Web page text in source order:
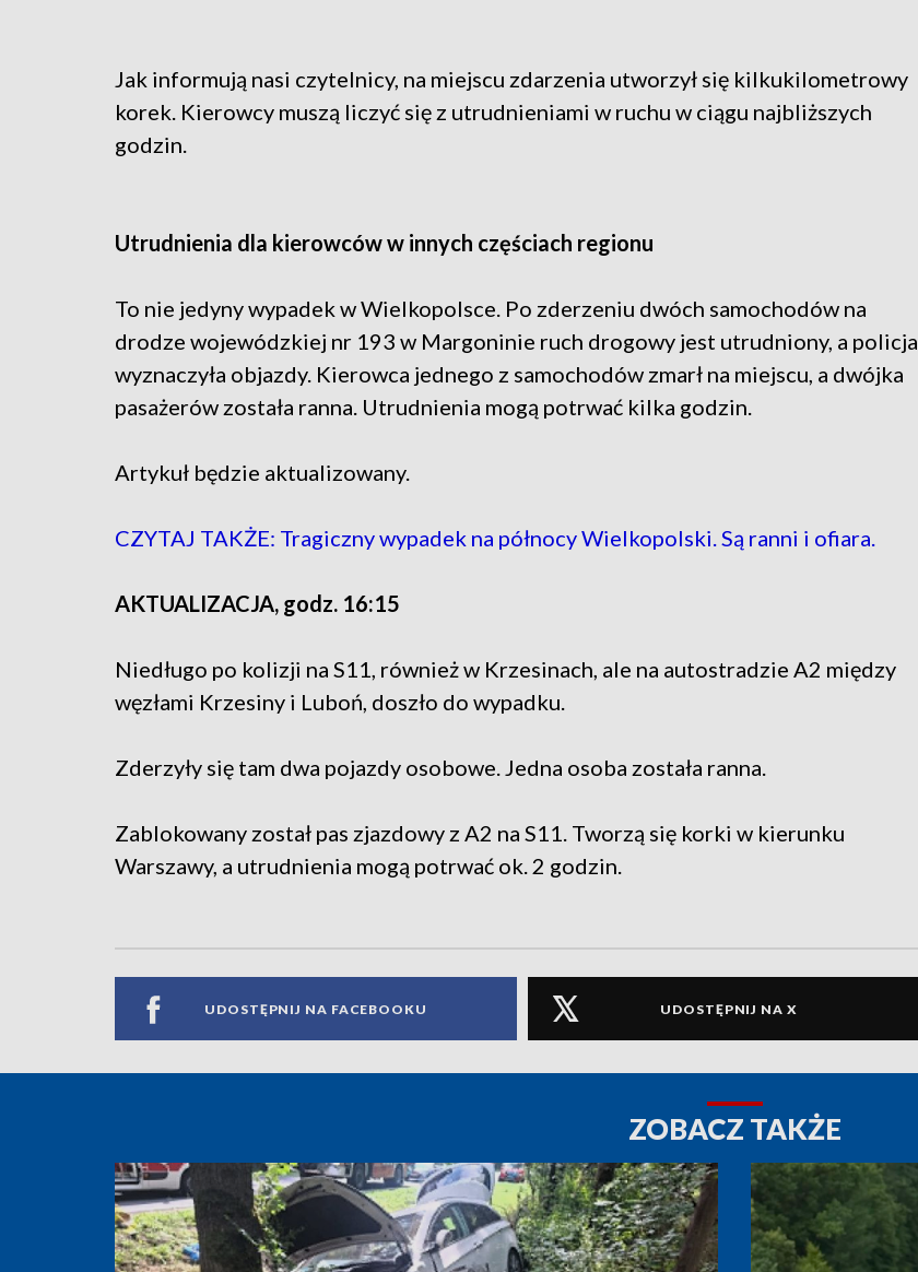
Jak informują nasi czytelnicy, na miejscu zdarzenia utworzył się kilkukilometrowy
korek. Kierowcy muszą liczyć się z utrudnieniami w ruchu w ciągu najbliższych
godzin.
Utrudnienia dla kierowców w innych częściach regionu
To nie jedyny wypadek w Wielkopolsce. Po zderzeniu dwóch samochodów na
drodze wojewódzkiej nr 193 w Margoninie ruch drogowy jest utrudniony, a policja
wyznaczyła objazdy. Kierowca jednego z samochodów zmarł na miejscu, a dwójka
pasażerów została ranna. Utrudnienia mogą potrwać kilka godzin.
Artykuł będzie aktualizowany.
CZYTAJ TAKŻE: Tragiczny wypadek na północy Wielkopolski. Są ranni i ofiara.
AKTUALIZACJA, godz. 16:15
Niedługo po kolizji na S11, również w Krzesinach, ale na autostradzie A2 między
węzłami Krzesiny i Luboń, doszło do wypadku.
Zderzyły się tam dwa pojazdy osobowe. Jedna osoba została ranna.
Zablokowany został pas zjazdowy z A2 na S11. Tworzą się korki w kierunku
Warszawy, a utrudnienia mogą potrwać ok. 2 godzin.
UDOSTĘPNIJ NA FACEBOOKU UDOSTĘPNIJ NA X
ZOBACZ TAKŻE